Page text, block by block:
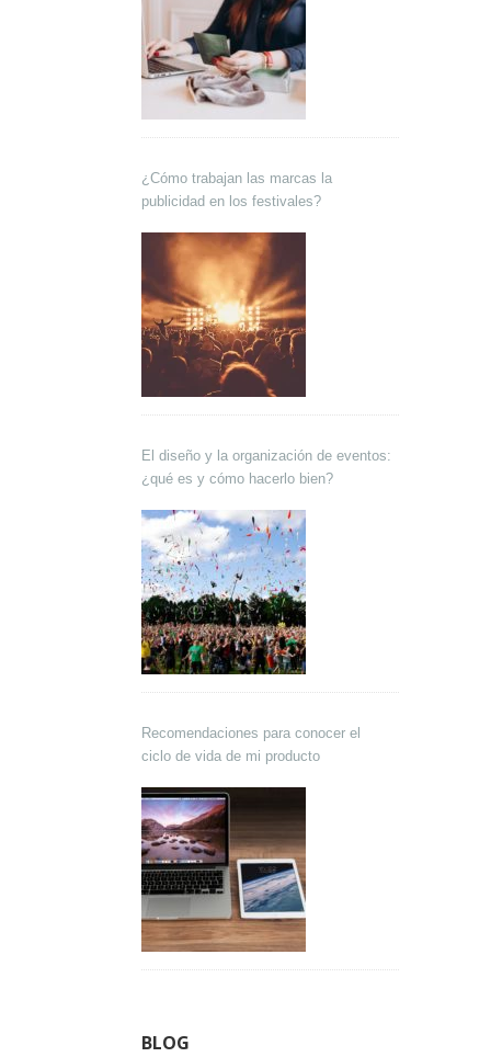
¿Cómo trabajan las marcas la
publicidad en los festivales?
El diseño y la organización de eventos:
¿qué es y cómo hacerlo bien?
Recomendaciones para conocer el
ciclo de vida de mi producto
BLOG